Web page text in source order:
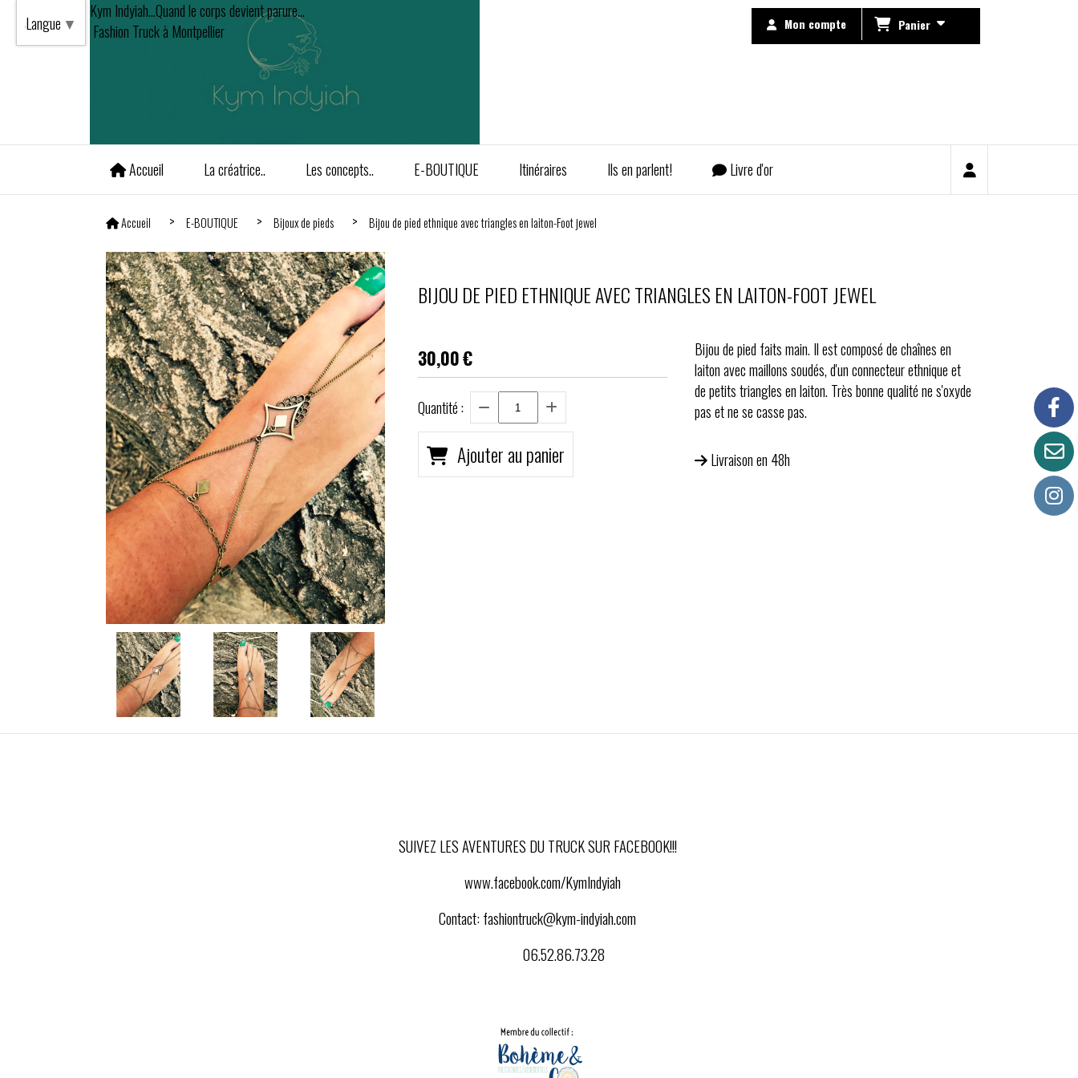
Kym Indyiah...Quand le corps devient parure...
Fashion Truck à Montpellier
Mon compte Panier
Accueil La créatrice.. Les concepts.. E-BOUTIQUE Itinéraires Ils en parlent! Livre d'or
Accueil E-BOUTIQUE Bijoux de pieds Bijou de pied ethnique avec triangles en laiton-Foot jewel
BIJOU DE PIED ETHNIQUE AVEC TRIANGLES EN LAITON-FOOT JEWEL
30,00€
Quantité :
Ajouter au panier
Bijou de pied faits main. Il est composé de chaînes en
laiton avec maillons soudés, d'un connecteur ethnique et
de petits triangles en laiton. Très bonne qualité ne s'oxyde
pas et ne se casse pas.
Livraison en 48h
SUIVEZ LES AVENTURES DU TRUCK SUR FACEBOOK!!!
www.facebook.com/KymIndyiah
Contact:fashiontruck@kym-indyiah.com
06.52.86.73.28
Langue ▼